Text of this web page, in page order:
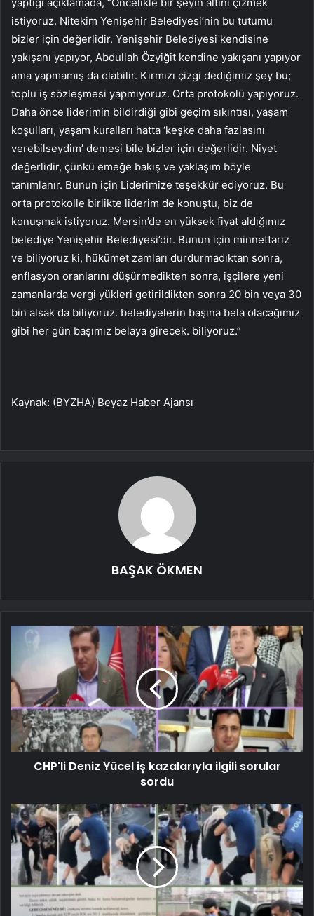
istiyoruz. Nitekim Yenişehir Belediyesi’nin bu tutumu
bizler için değerlidir. Yenişehir Belediyesi kendisine
yakışanı yapıyor, Abdullah Özyiğit kendine yakışanı yapıyor
ama yapmamış da olabilir. Kırmızı çizgi dediğimiz şey bu;
toplu iş sözleşmesi yapmıyoruz. Orta protokolü yapıyoruz.
Daha önce liderimin bildirdiği gibi geçim sıkıntısı, yaşam
koşulları, yaşam kuralları hatta ‘keşke daha fazlasını
verebilseydim’ demesi bile bizler için değerlidir. Niyet
değerlidir, çünkü emeğe bakış ve yaklaşım böyle
tanımlanır. Bunun için Liderimize teşekkür ediyoruz. Bu
orta protokolle birlikte liderim de konuştu, biz de
konuşmak istiyoruz. Mersin’de en yüksek fiyat aldığımız
belediye Yenişehir Belediyesi’dir. Bunun için minnettarız
ve biliyoruz ki, hükümet zamları durdurmadıktan sonra,
enflasyon oranlarını düşürmedikten sonra, işçilere yeni
zamanlarda vergi yükleri getirildikten sonra 20 bin veya 30
bin alsak da biliyoruz. belediyelerin başına bela olacağımız
gibi her gün başımız belaya girecek. biliyoruz.”
Kaynak: (BYZHA) Beyaz Haber Ajansı
BAŞAK ÖKMEN
CHP'li Deniz Yücel iş kazalarıyla ilgili sorular
sordu